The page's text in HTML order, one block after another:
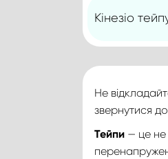
Кінезіо
Не
звернутися
Тейпи — це не